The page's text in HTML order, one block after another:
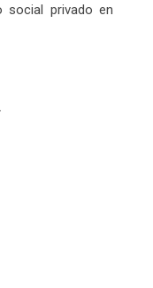
social privado en